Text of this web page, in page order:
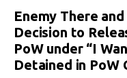
Enemy There
Decision to
PoW under “I
Detained in PoW